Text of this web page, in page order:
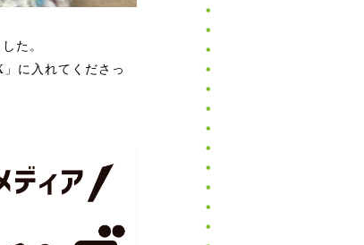
た。
」に入れてくださっ